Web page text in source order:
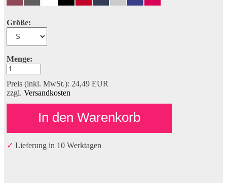
Größe:
Menge:
Preis (inkl. MwSt.): 24,49 EUR
zzgl. Versandkosten
✓ Lieferung in 10 Werktagen